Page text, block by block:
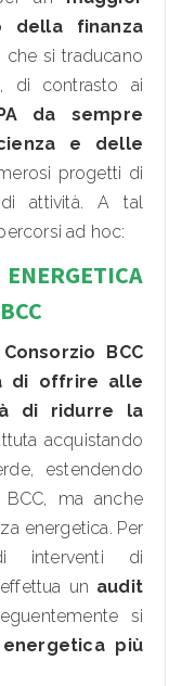
della finanza
si traducano
di contrasto ai
da sempre
e delle
progetti di
attività. A tal
ad hoc:
BCC
di offrire alle
di ridurre la
acquistando
estendendo
ma anche
energetica. Per
interventi di
un audit
si
più